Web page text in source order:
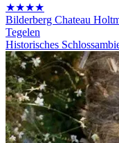
★★★★
Bilderberg Chateau
Tegelen
Historisches